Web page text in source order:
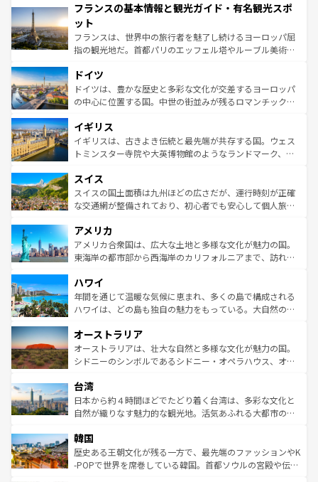
ませてくれるイタリアで、忘れられない旅をしてみよう！
なお、新着のイタリア情報は
しい。
文化が根付くこの国では、情熱的なフラメンコ、熱気あふ
れる闘牛、そして美味しいタパスが生活の一部となってい
る。首都マドリードの洗練された雰囲気や、バルセロナの
アートに溢れた街角から、地方では古代ローマ遺跡や中世
せる。地方によって風土や気候が異なるスペインはその個
性で訪れる人を魅了する。 なお、新着のスペイン情報は コ
ンテンツ一覧を参照してほしい。
フランスの基本情報と観光ガイド・有名観光スポ
ット
フランスは、世界中の旅行者を魅了し続けるヨーロッパ屈
指の観光地だ。首都パリのエッフェル塔やルーブル美術館
で、幅広い魅力が詰まっている。華麗な宮殿、歴史的な大
聖堂、美しいビーチ、そして豊かな自然が、訪れる者を心
から魅了する。また、フランスは美食の国としても知ら
いる。シャンパンの発祥地であるランス、プロヴァンスの
香り高いラベンダー畑など、多彩な楽しみ方が可能だ。さ
らに、パリ以外の地域にも魅力が溢れており、どの街角に
れる地方に足を運ぶとそれぞれで全く異なる文化を体験で
きるだろう。 なお、新着のフランス情報はコンテンツ一覧
を参照してほしい。
ドイツ
ドイツは、豊かな歴史と多彩な文化が交差するヨーロッパ
の中心に位置する国。中世の街並みが残るロマンチック街
顔を持つこの国は、どこを歩いても飽きることがない。ベ
ルリンの文化的活気、バイエルン州のアルプスの絶景、そ
してライン川沿いのワイン畑といった風景は必見。ビール
は、お酒好きな人にはぜひ体験してほしい。 なお、新着の
ドイツ情報はコンテンツ一覧を参照してほしい。
イギリス
イギリスは、古きよき伝統と最先端が共存する国。ウェス
トミンスター寺院や大英博物館のようなランドマーク、歴
リアごとに異なる魅力がある。また、優雅なアフタヌーン
ティー、ビール好きにはたまらない英国パブ、サッカー観
戦など、本場だからこそできる体験も豊富。イギリスを旅
ンツ一覧を参照してほしい。
スイス
スイスの国土面積は九州ほどの広さだが、運行時刻が正確
な交通網が整備されており、初心者でも安心して個人旅行
の建物がそのまま残る町や、スイスならではのユニークな
博物館もあり、アルプス観光だけでなく町歩きも満喫する
ことができる。国民の所得が高いため物価も高いが、旅行
ば市内交通費無料で観光を楽しむこともできる。 なお、新
着のスイス情報はコンテンツ一覧 を参照してほしい。
アメリカ
アメリカ合衆国は、広大な土地と多様な文化が魅力の国。
東海岸の都市部から西海岸のカリフォルニアまで、訪れる
のような巨大都市は、観光、ショッピング、エンターテイ
ンメントが詰まった刺激的なスポットだ。一方、アメリカ
西部には大自然が広がり、グランドキャニオンやイエロー
部のニューオーリンズでは、音楽と美食が融合した独特の
文化が魅力。旅行者はアメリカの各地域で異なる魅力を楽
しみながら、その多様性と豊かな歴史を感じることができ
ならではの贅沢な旅のスタイルだ。 なお、新着のアメリカ
情報はコンテンツ一覧を参照してほしい。
ハワイ
年間を通じて温暖な気候に恵まれ、多くの島で構成される
ハワイは、どの島も独自の魅力をもっている。大自然の神
ワイ島は見逃せない。また、定番の観光地といえばオアフ
島だが、静かな自然を求めるならマウイ島やカウアイ島が
おすすめ。エメラルドグリーンに輝く海をはじめ、豊かな
れるおもてなしの心で訪れる人々を迎えてくれるハワイの
人々、おいしいローカルフードやハワイアンミュージッ
ク、伝統的なフラダンスなど、すべてがハワイの魅力を彩
ワイを、存分に味わってほしい。 なお、新着のハワイ情報
はコンテンツ一覧を参照してほしい。
オーストラリア
オーストラリアは、壮大な自然と多様な文化が魅力の国。
シドニーのシンボルであるシドニー・オペラハウス、オー
リアリーフや大陸中央部にそびえるウルル（エアーズロッ
ク）、タスマニアの美しい原生林やケアンズの熱帯雨林な
ど、見どころがたくさん。また、カフェやワイン、オージ
いる。アクティビティも充実しており、サーフィンやダイ
ビング、ハイキングなど、アウトドア好きにはたまらな
い。オーストラリアの多彩な魅力を存分に味わいつくそ
台湾
日本から約４時間ほどでたどり着く台湾は、多彩な文化と
自然が織りなす魅力的な観光地。活気あふれる大都市の台
ン）、静ひつな山岳地帯である台湾東部など、都市の喧騒
と山間の静けさが共存しており、訪れる人に新しい発見と
驚きをもたらしてくれる。また、奥深い台湾の食文化も魅
韓国
歴史ある王朝文化が残る一方で、最先端のファッションやK
-POPで世界を席巻している韓国。首都ソウルの宮殿や伝統